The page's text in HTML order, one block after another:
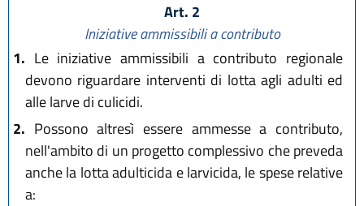
Art. 2
Iniziative ammissibili a contributo
1. Le iniziative ammissibili a contributo regionale
devono riguardare interventi di lotta agli adulti ed
alle larve di culicidi.
2. Possono altresì essere ammesse a contributo,
nell'ambito di un progetto complessivo che preveda
anche la lotta adulticida e larvicida, le spese relative
a: